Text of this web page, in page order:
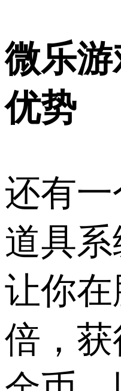
微乐
优势
还有
道具
让你
倍，